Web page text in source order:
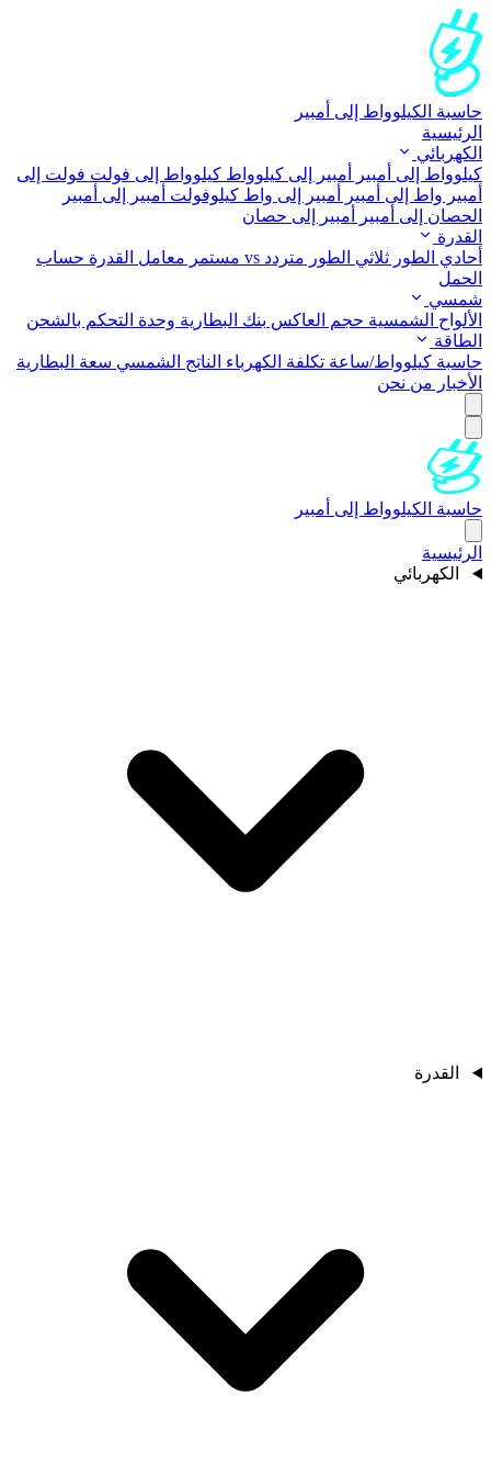
حاسبة الكيلوواط إلى أمبير
الرئيسية
الكهربائي
كيلوواط إلى أمبير
أمبير إلى كيلوواط كيلوواط إلى فولت فولت إلى
أمبير واط إلى أمبير أمبير إلى واط كيلوفولت أمبير إلى أمبير
الحصان إلى أمبير
أمبير إلى حصان
القدرة
أحادي الطور ثلاثي الطور متردد vs مستمر معامل القدرة حساب
الحمل
شمسي
الألواح الشمسية حجم العاكس بنك البطارية وحدة التحكم بالشحن
الطاقة
حاسبة كيلوواط/ساعة تكلفة الكهرباء الناتج الشمسي سعة البطارية
الأخبار من نحن
حاسبة الكيلوواط إلى أمبير
الرئيسية
الكهربائي
القدرة